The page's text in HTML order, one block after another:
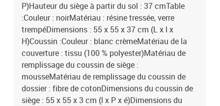
P)Hauteur du siège à partir du sol : 37 cmTable
:Couleur : noirMatériau : résine tressée, verre
trempéDimensions : 55 x 55 x 37 cm (L x l x
H)Coussin :Couleur : blanc crèmeMatériau de la
couverture : tissu (100 % polyester)Matériau de
remplissage du coussin de siège :
mousseMatériau de remplissage du coussin de
dossier : fibre de cotonDimensions du coussin de
siège : 55 x 55 x 3 cm (l x P x é)Dimensions du